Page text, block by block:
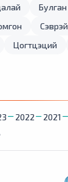
Булган
Сэврэй
Цогтцэций
2022 2021